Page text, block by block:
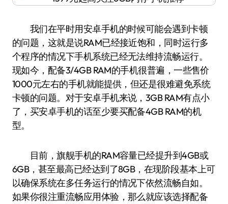
我们在平时用安卓手机的时候可能会遇到卡顿
的问题，这就是说RAM已经接近饱和，同时运行多
个程序的情况下手机系统已经无法维持流畅运行。
现如今，配备3/4GB RAM的手机很普遍，一些售价
1000元左右的手机就能提供，但还是很难避免系统
卡顿的问题。对于安卓手机来说，3GB RAM有点小
了，买安卓手机的话至少要买配备4GB RAM的机
型。
目前，旗舰手机的RAM容量已经提升到4GB或
6GB，甚至最高已经达到了8GB，在现阶段基本上可
以确保系统在多任务运行的情况下依然流畅自如。
如果你很注重流畅应用体验，那么就应该选择配备